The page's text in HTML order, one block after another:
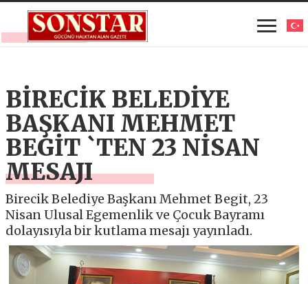
BİRECİK BELEDİYE
BAŞKANI MEHMET
BEGİT `TEN 23 NİSAN
MESAJI
Birecik Belediye Başkanı Mehmet Begit, 23
Nisan Ulusal Egemenlik ve Çocuk Bayramı
dolayısıyla bir kutlama mesajı yayınladı.